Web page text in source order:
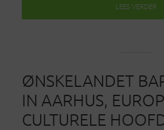
LEES VERDER
ØNSKELANDET
IN AARHUS,
CULTURELE